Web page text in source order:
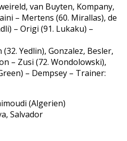
van Buyten, Kompany,
– Mertens (60. Mirallas), de
– Origi (91. Lukaku) –
(32. Yedlin), Gonzalez, Besler,
– Zusi (72. Wondolowski),
– Dempsey – Trainer:
(Algerien)
Salvador